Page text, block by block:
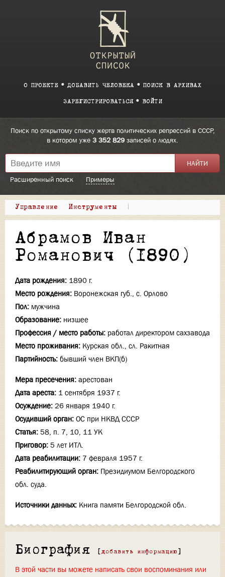
О ПРОЕКТЕ ДОБАВИТЬ ЧЕЛОВЕКА ПОИСК В АРХИВАХ
ЗАРЕГИСТРИРОВАТЬСЯ ВОЙТИ
Поиск по открытому списку жертв политических репрессий в СССР,
в котором уже 3 352 829 записей о людях.
Расширенный поиск Примеры
Управление Инструменты |
Абрамов Иван
Романович (1890)
Дата рождения: 1890 г.
Место рождения: Воронежская губ., с. Орлово
Пол: мужчина
Образование: низшее
Профессия / место работы: работал директором сахзавода
Место проживания: Курская обл., сл. Ракитная
Партийность: бывший член ВКП(б)
Мера пресечения: арестован
Дата ареста: 1 сентября 1937 г.
Осуждение: 26 января 1940 г.
Осудивший орган: ОС при НКВД СССР
Статья: 58, п. 7, 10, 11 УК
Приговор: 5 лет ИТЛ.
Дата реабилитации: 7 февраля 1957 г.
Реабилитирующий орган: Президиумом Белгородского
обл. суда.
Источники данных: Книга памяти Белгородской обл.
Биография [ добавить информацию ]
В этой части вы можете написать свои воспоминания или